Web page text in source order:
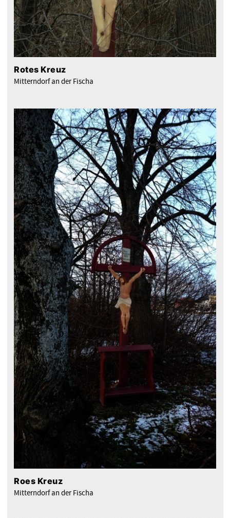
Rotes Kreuz
Mitterndorf an der Fischa
Roes Kreuz
Mitterndorf an der Fischa